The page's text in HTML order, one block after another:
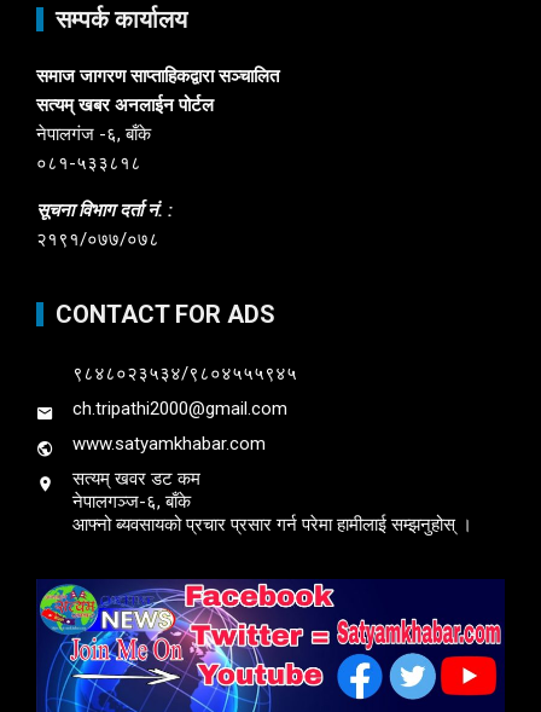
सम्पर्क कार्यालय
समाज जागरण साप्ताहिकद्वारा सञ्चालित
सत्यम् खबर अनलाईन पोर्टल
नेपालगंज -६, बाँके
०८१-५३३८१८
सूचना विभाग दर्ता नं. :
२१९१/०७७/०७८
CONTACT FOR ADS
९८४८०२३५३४/९८०४५५५९४५
ch.tripathi2000@gmail.com
www.satyamkhabar.com
सत्यम् खवर डट कम
नेपालगञ्ज-६, बाँके
आफ्नो ब्यवसायको प्रचार प्रसार गर्न परेमा हामीलाई सम्झनुहोस् ।